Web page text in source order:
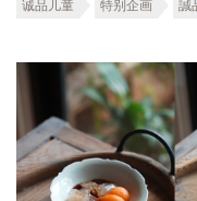
诚品儿童 特别企画 誠